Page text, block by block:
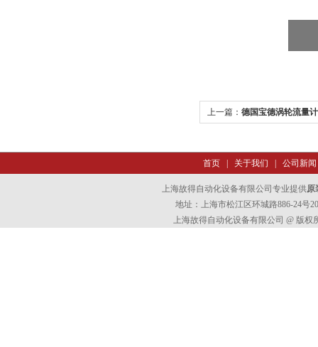
上一篇： 德国宝德涡轮流量
首页| 关于我们 公司新闻
上海故得自动化设备有限公司专业提供原
地址：上海市松江区环城路886-24号
上海故得自动化设备有限公司 @ 版权